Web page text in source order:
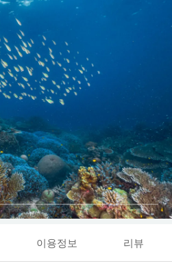
이용정보 리뷰